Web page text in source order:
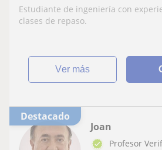
Estudiante de ingeniería con
clases de repaso.
ver más
Destacado
Joan
Profesor